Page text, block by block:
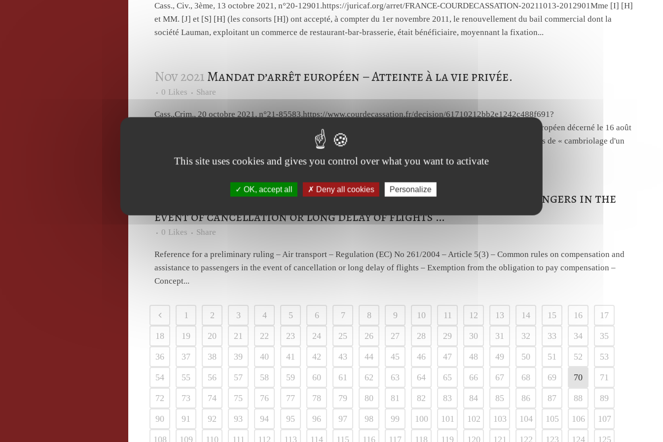
Cass., Civ., 3ème, 13 octobre 2021, n°20-12901.https://juricaf.org/arret/FRANCE-COURDECASSATION-20211013-2012901Mme [I] [H]
et MM. [J] et [S] [H] (les consorts [H]) ont accepté, à compter du 1er novembre 2011, le renouvellement du bail commercial dont la
société Lauman, exploitant un commerce de restaurant-bar-brasserie, était bénéficiaire, moyennant la fixation...
Nov 2021Mandat d’arrêt européen – Atteinte à la vie privée.
0 Likes Share
Cass.,Crim., 20 octobre 2021, n°21-85583.https://www.courdecassation.fr/decision/61710212bb2e1242c488f691?
judilibre_publication[]=b&page=0Mme [B] [E], de nationalité française, s'est vue notifier un mandat d'arrêt européen décerné le 16 août
2019 par les autorités judiciaires allemandes aux fins de l'exercice de poursuites pénales pour des faits qualifiés de « cambriolage d'un
Common rules on compensation and assistance to passengers in the
event of cancellation or long delay of flights …
0 Likes Share
Reference for a preliminary ruling – Air transport – Regulation (EC) No 261/2004 – Article 5(3) – Common rules on compensation and
assistance to passengers in the event of cancellation or long delay of flights – Exemption from the obligation to pay compensation –
Concept...
1 2 3 4 5 6 7 8 9 10 11 12 13 14 15 16 17
18 19 20 21 22 23 24 25 26 27 28 29 30 31 32 33 34 35
36 37 38 39 40 41 42 43 44 45 46 47 48 49 50 51 52 53
54 55 56 57 58 59 60 61 62 63 64 65 66 67 68 69 70 71
72 73 74 75 76 77 78 79 80 81 82 83 84 85 86 87 88 89
90 91 92 93 94 95 96 97 98 99 100 101 102 103 104 105 106 107
108 109 110 111 112 113 114 115 116 117 118 119 120 121 122 123 124 125
This site uses cookies and gives you control over what you want to activate
OK, accept all Deny all cookies Personalize